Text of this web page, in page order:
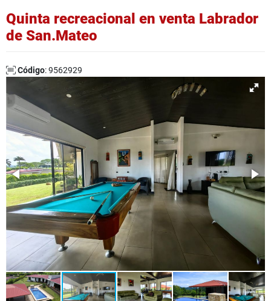
Quinta recreacional en venta Labrador
de San.Mateo
Código: 9562929